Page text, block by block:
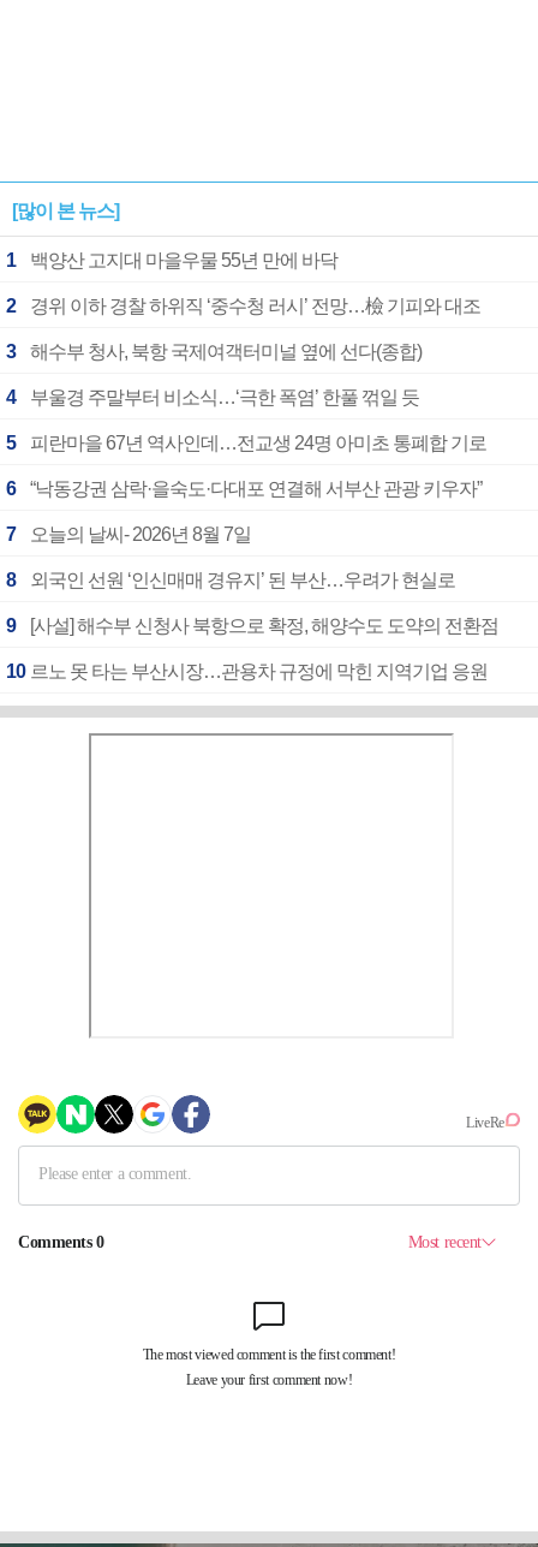
[많이 본 뉴스]
1 백양산 고지대 마을우물 55년 만에 바닥
2 경위 이하 경찰 하위직 ‘중수청 러시’ 전망…檢 기피와 대조
3 해수부 청사, 북항 국제여객터미널 옆에 선다(종합)
4 부울경 주말부터 비소식…‘극한 폭염’ 한풀 꺾일 듯
5 피란마을 67년 역사인데…전교생 24명 아미초 통폐합 기로
6 “낙동강권 삼락·을숙도·다대포 연결해 서부산 관광 키우자”
7 오늘의 날씨- 2026년 8월 7일
8 외국인 선원 ‘인신매매 경유지’ 된 부산…우려가 현실로
9 [사설] 해수부 신청사 북항으로 확정, 해양수도 도약의 전환점
10 르노 못 타는 부산시장…관용차 규정에 막힌 지역기업 응원